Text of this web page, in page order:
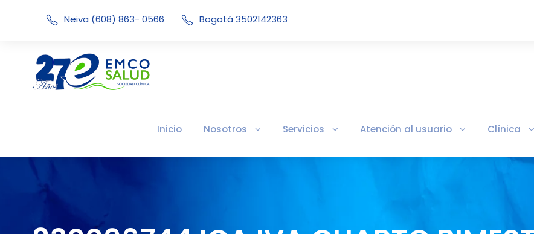
Neiva (608) 863- 0566 Bogotá 3502142363
Inicio Nosotros Servicios Atención al usuario Clínica